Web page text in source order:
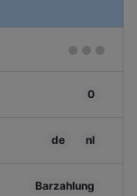
0
de nl
Barzahlung